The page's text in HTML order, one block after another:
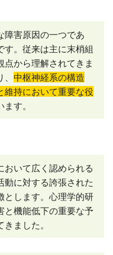
害原因の一つであ
す。従来は主に末梢組
から理解されてきま
中枢神経系の構造
維持において重要な役
す。
いて広く認められる
動に対する誇張された
とします。心理学的研
と機能低下の重要な予
ました。